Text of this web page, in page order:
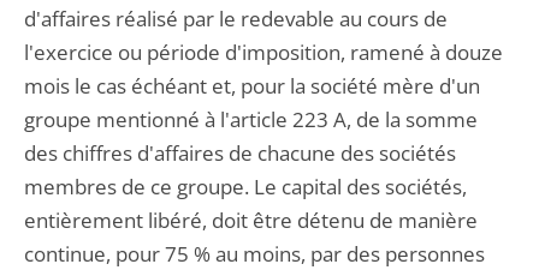
d'affaires réalisé par le redevable au cours de
l'exercice ou période d'imposition, ramené à douze
mois le cas échéant et, pour la société mère d'un
groupe mentionné à l'article 223 A, de la somme
des chiffres d'affaires de chacune des sociétés
membres de ce groupe. Le capital des sociétés,
entièrement libéré, doit être détenu de manière
continue, pour 75 % au moins, par des personnes